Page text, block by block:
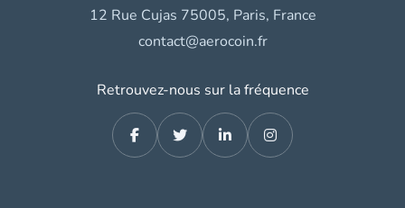
12 Rue Cujas 75005, Paris, France
contact@aerocoin.fr
Retrouvez-nous sur la fréquence